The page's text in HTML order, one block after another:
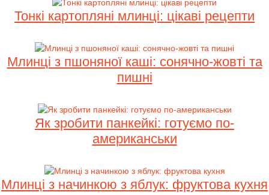
Тонкі картопляні млинці: цікаві рецепти
Млинці з пшоняної каші: сонячно-жовті та
пишні
Як зробити панкейкі: готуємо по-
американськи
Млинці з начинкою з яблук: фруктова кухня